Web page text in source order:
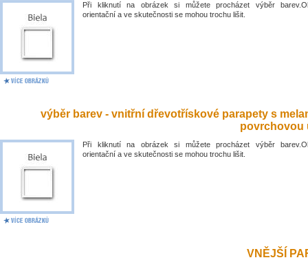
Při kliknutí na obrázek si můžete procházet výběr
orientační a ve skutečnosti se mohou trochu lišit.
výběr barev - vnitřní dřevotřískové parapety s
povrchovou
Při kliknutí na obrázek si můžete procházet výběr
orientační a ve skutečnosti se mohou trochu lišit.
VNĚJŠÍ